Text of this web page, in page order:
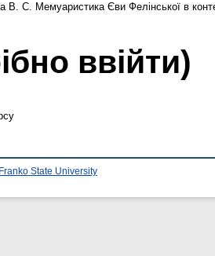
В. С. Мемуаристика Єви Фелінської в
ввійти)
State University